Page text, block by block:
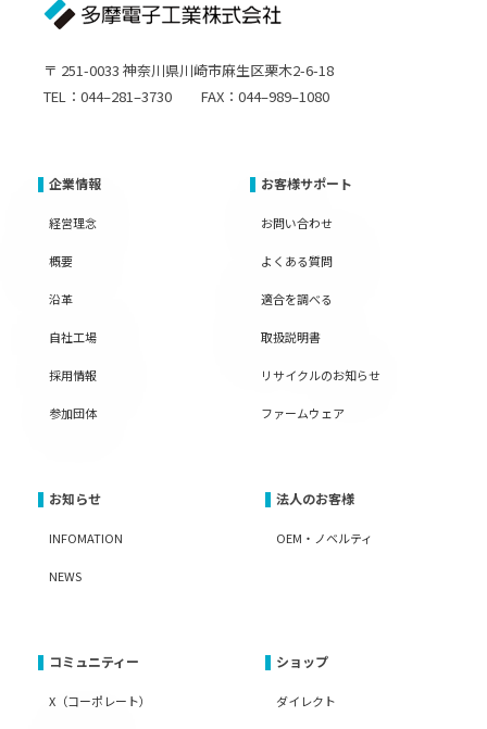
〒 251-0033 神奈川県川崎市麻生区栗木2-6-18
TEL：044–281–3730 FAX：044–989–1080
企業情報
経営理念
概要
沿革
自社工場
採用情報
参加団体
お客様サポート
お問い合わせ
よくある質問
適合を調べる
取扱説明書
リサイクルのお知らせ
ファームウェア
お知らせ
INFOMATION
NEWS
法人のお客様
OEM・ノベルティ
コミュニティー
X（コーポレート）
ショップ
ダイレクト